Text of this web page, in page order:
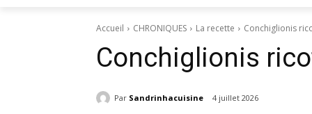
Accueil CHRONIQUES La recette Conchiglionis
Conchiglionis
Par Sandrinhacuisine 4 juillet 2026